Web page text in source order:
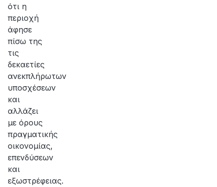
ότι η
περιοχή
άφησε
πίσω της
τις
δεκαετίες
ανεκπλήρωτων
υποσχέσεων
και
αλλάζει
με όρους
πραγματικής
οικονομίας,
επενδύσεων
και
εξωστρέφειας.